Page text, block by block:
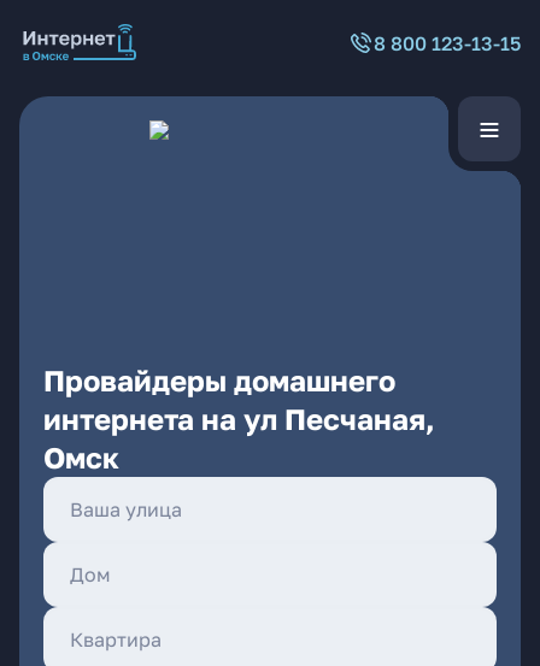
8 800 123-13-15
Провайдеры домашнего
интернета на ул Песчаная,
Омск